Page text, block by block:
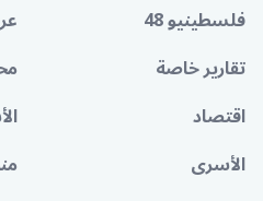
فلسطينيو 48
تقارير خاصة
اقتصاد
الأسرى